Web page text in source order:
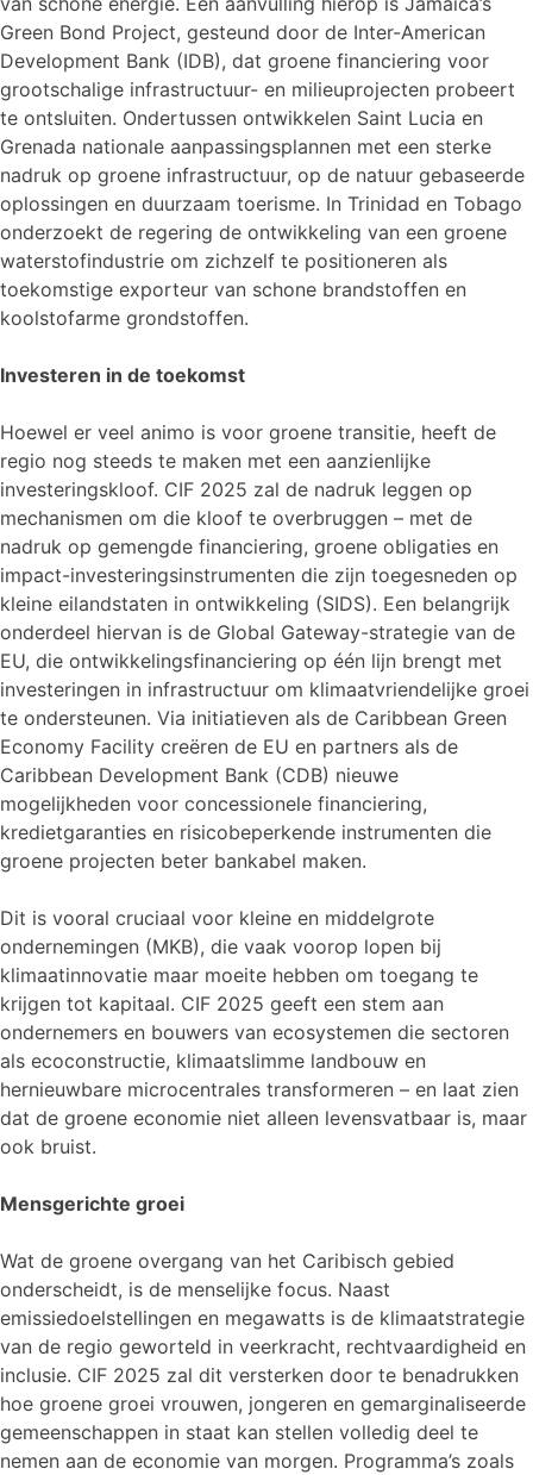
Green Bond Project, gesteund door de Inter-American
Development Bank (IDB), dat groene financiering voor
grootschalige infrastructuur- en milieuprojecten probeert
te ontsluiten. Ondertussen ontwikkelen Saint Lucia en
Grenada nationale aanpassingsplannen met een sterke
nadruk op groene infrastructuur, op de natuur gebaseerde
oplossingen en duurzaam toerisme. In Trinidad en Tobago
onderzoekt de regering de ontwikkeling van een groene
waterstofindustrie om zichzelf te positioneren als
toekomstige exporteur van schone brandstoffen en
koolstofarme grondstoffen.
Investeren in de toekomst
Hoewel er veel animo is voor groene transitie, heeft de
regio nog steeds te maken met een aanzienlijke
investeringskloof. CIF 2025 zal de nadruk leggen op
mechanismen om die kloof te overbruggen – met de
nadruk op gemengde financiering, groene obligaties en
impact-investeringsinstrumenten die zijn toegesneden op
kleine eilandstaten in ontwikkeling (SIDS). Een belangrijk
onderdeel hiervan is de Global Gateway-strategie van de
EU, die ontwikkelingsfinanciering op één lijn brengt met
investeringen in infrastructuur om klimaatvriendelijke groei
te ondersteunen. Via initiatieven als de Caribbean Green
Economy Facility creëren de EU en partners als de
Caribbean Development Bank (CDB) nieuwe
mogelijkheden voor concessionele financiering,
kredietgaranties en risicobeperkende instrumenten die
groene projecten beter bankabel maken.
Dit is vooral cruciaal voor kleine en middelgrote
ondernemingen (MKB), die vaak voorop lopen bij
klimaatinnovatie maar moeite hebben om toegang te
krijgen tot kapitaal. CIF 2025 geeft een stem aan
ondernemers en bouwers van ecosystemen die sectoren
als ecoconstructie, klimaatslimme landbouw en
hernieuwbare microcentrales transformeren – en laat zien
dat de groene economie niet alleen levensvatbaar is, maar
ook bruist.
Mensgerichte groei
Wat de groene overgang van het Caribisch gebied
onderscheidt, is de menselijke focus. Naast
emissiedoelstellingen en megawatts is de klimaatstrategie
van de regio geworteld in veerkracht, rechtvaardigheid en
inclusie. CIF 2025 zal dit versterken door te benadrukken
hoe groene groei vrouwen, jongeren en gemarginaliseerde
gemeenschappen in staat kan stellen volledig deel te
nemen aan de economie van morgen. Programma’s zoals